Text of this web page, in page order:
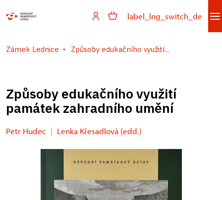
label_lng_switch_de
Zámek Lednice Způsoby edukačního využití...
Způsoby edukačního využití
památek zahradního umění
Petr Hudec | Lenka Křesadlová (edd.)